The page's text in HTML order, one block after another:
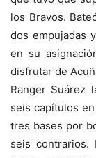
los Bravos.
dos empujadas
en su
disfrutar de
Ranger Suárez
seis capítulos
tres bases por
seis contrarios.